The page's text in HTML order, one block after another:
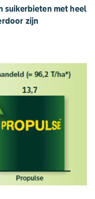
suikerbieten met heel
zijn